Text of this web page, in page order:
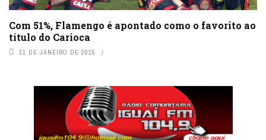
Com 51%, Flamengo é apontado como o favorito ao
título do Carioca
31 DE JANEIRO DE 2015